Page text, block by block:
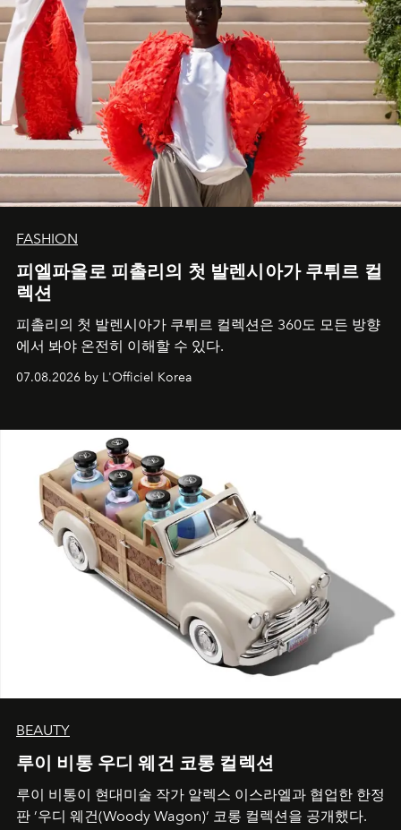
FASHION
피엘파올로 피촐리의 첫 발렌시아가 쿠튀르 컬
렉션
피촐리의 첫 발렌시아가 쿠튀르 컬렉션은 360도 모든 방향
에서 봐야 온전히 이해할 수 있다.
07.08.2026 by L'Officiel Korea
BEAUTY
루이 비통 우디 웨건 코롱 컬렉션
루이 비통이 현대미술 작가 알렉스 이스라엘과 협업한 한정
판 ’우디 웨건(Woody Wagon)‘ 코롱 컬렉션을 공개했다.